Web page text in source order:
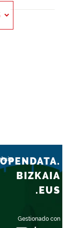
Gestionado con
OPENDATA.
BIZKAIA
.EUS